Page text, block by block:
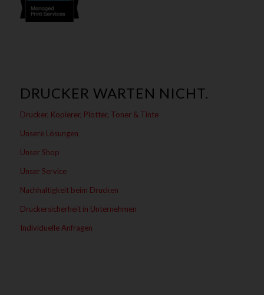
DRUCKER WARTEN NICHT.
Drucker, Kopierer, Plotter, Toner & Tinte
Unsere Lösungen
Unser Shop
Unser Service
Nachhaltigkeit beim Drucken
Druckersicherheit in Unternehmen
Individuelle Anfragen